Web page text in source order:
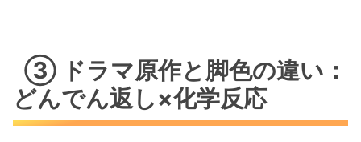
③ ドラマ原作と脚色の違い：
どんでん返し×化学反応